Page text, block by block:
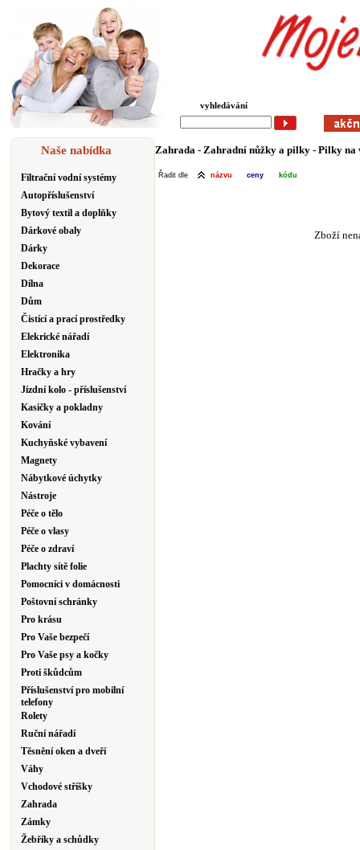
vyhledávání
Naše nabídka
Filtrační vodní systémy
Autopříslušenství
Bytový textil a doplňky
Dárkové obaly
Dárky
Dekorace
Dílna
Dům
Čistící a prací prostředky
Elekrické nářadí
Elektronika
Hračky a hry
Jízdní kolo - příslušenství
Kasičky a pokladny
Kování
Kuchyňské vybavení
Magnety
Nábytkové úchytky
Nástroje
Péče o tělo
Péče o vlasy
Péče o zdraví
Plachty sítě folie
Pomocníci v domácnosti
Poštovní schránky
Pro krásu
Pro Vaše bezpečí
Pro Vaše psy a kočky
Proti škůdcům
Příslušenství pro mobilní
telefony
Rolety
Ruční nářadí
Těsnění oken a dveří
Váhy
Vchodové stříšky
Zahrada
Zámky
Žebříky a schůdky
Zahrada - Zahradní nůžky a pilky - Pilky na
Řadit dle názvu ceny kódu
Zboží